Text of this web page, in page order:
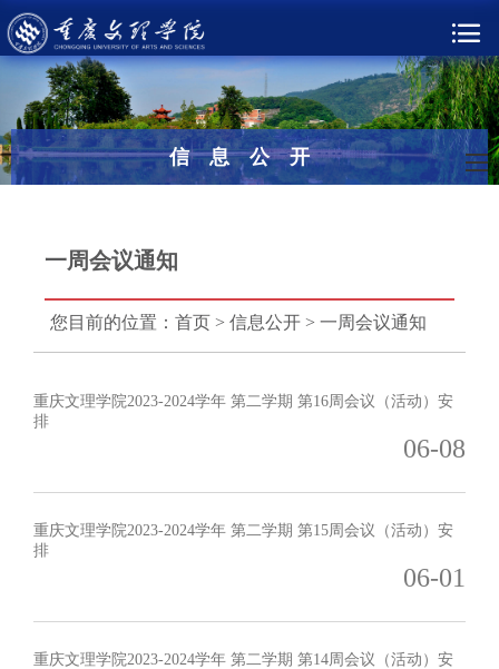
信息公开
一周会议通知
您目前的位置： 首页 > 信息公开 > 一周会议通知
重庆文理学院2023-2024学年 第二学期 第16周会议（活动）安
排
06-08
重庆文理学院2023-2024学年 第二学期 第15周会议（活动）安
排
06-01
重庆文理学院2023-2024学年 第二学期 第14周会议（活动）安